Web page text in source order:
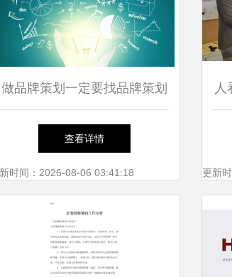
做品牌策划一定要找品牌策划
公司吗？
查看详情
时间：2026-08-06 03:41:18 更新